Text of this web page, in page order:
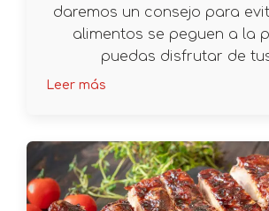
daremos un consejo para
alimentos se peguen a la
puedas disfrutar de
Leer más